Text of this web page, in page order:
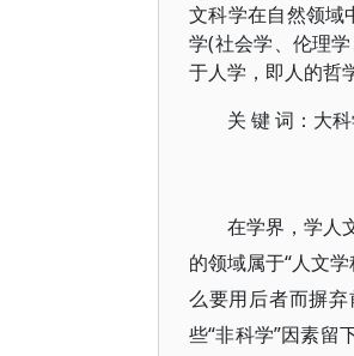
文科学在自然领域
学(社会学、伦理
于人学，即人的哲
关 键 词： 大
在学界，学人
的领域属于“人文
么要用后者而摒
些“非科学”因素留